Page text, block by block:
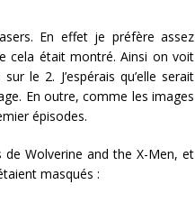
En effet je préfère assez
cela était montré. Ainsi on voit
le 2. J’espérais qu’elle serait
En outre, comme les images
épisodes.
de Wolverine and the X-Men, et
masqués :